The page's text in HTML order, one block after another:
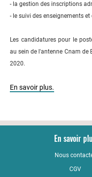
- la gestion des inscriptions
- le suivi des enseignements et
Les candidatures pour le
au sein de l'antenne Cnam de
2020.
En savoir plus.
En savoir
Nous
CGV